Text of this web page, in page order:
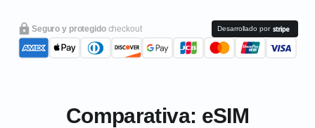
Seguro y protegido checkout Desarrollado por
Comparativa: eSIM